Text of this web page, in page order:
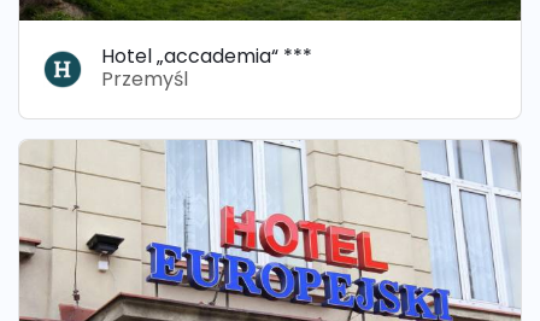
Hotel „accademia“ ***
Przemyśl